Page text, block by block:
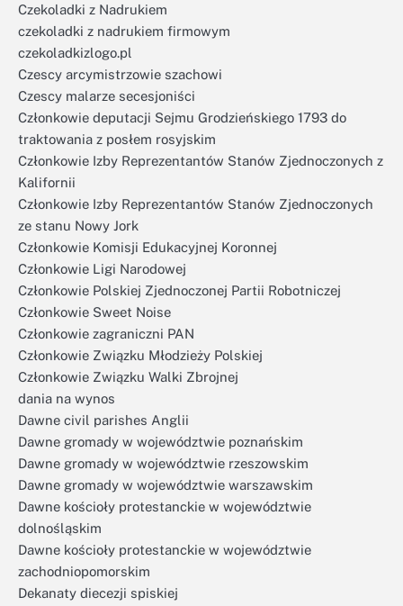
Czekoladki z Nadrukiem
czekoladki z nadrukiem firmowym
czekoladkizlogo.pl
Czescy arcymistrzowie szachowi
Czescy malarze secesjoniści
Członkowie deputacji Sejmu Grodzieńskiego 1793 do
traktowania z posłem rosyjskim
Członkowie Izby Reprezentantów Stanów Zjednoczonych z
Kalifornii
Członkowie Izby Reprezentantów Stanów Zjednoczonych
ze stanu Nowy Jork
Członkowie Komisji Edukacyjnej Koronnej
Członkowie Ligi Narodowej
Członkowie Polskiej Zjednoczonej Partii Robotniczej
Członkowie Sweet Noise
Członkowie zagraniczni PAN
Członkowie Związku Młodzieży Polskiej
Członkowie Związku Walki Zbrojnej
dania na wynos
Dawne civil parishes Anglii
Dawne gromady w województwie poznańskim
Dawne gromady w województwie rzeszowskim
Dawne gromady w województwie warszawskim
Dawne kościoły protestanckie w województwie
dolnośląskim
Dawne kościoły protestanckie w województwie
zachodniopomorskim
Dekanaty diecezji spiskiej